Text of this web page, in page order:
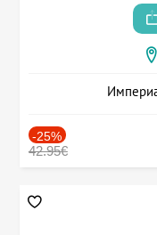
-25%
42.95€